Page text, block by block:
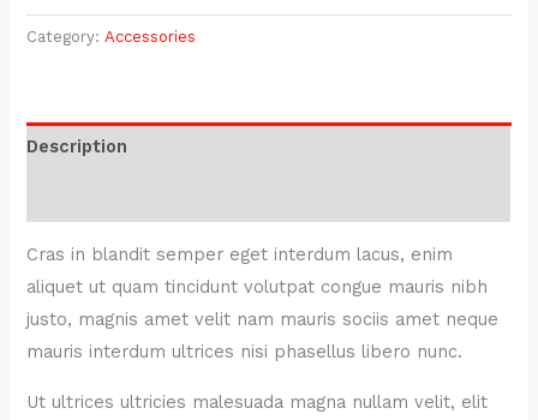
Category:Accessories
Description
Cras in blandit semper eget interdum lacus, enim
aliquet ut quam tincidunt volutpat congue mauris nibh
justo, magnis amet velit nam mauris sociis amet neque
mauris interdum ultrices nisi phasellus libero nunc.
Ut ultrices ultricies malesuada magna nullam velit, elit